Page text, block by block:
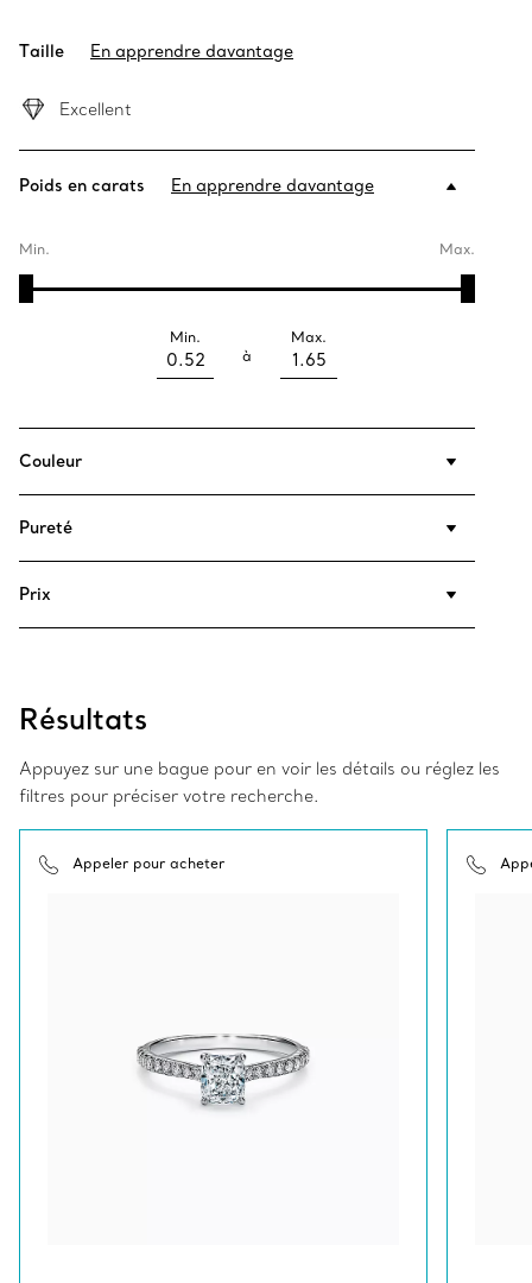
Taille En apprendre davantage
Excellent
Poids en carats En apprendre davantage
Min. Max.
Min.
à
Max.
Couleur
Pureté
Prix
Résultats
Appuyez sur une bague pour en voir les détails ou réglez les
filtres pour préciser votre recherche.
Appeler pour acheter